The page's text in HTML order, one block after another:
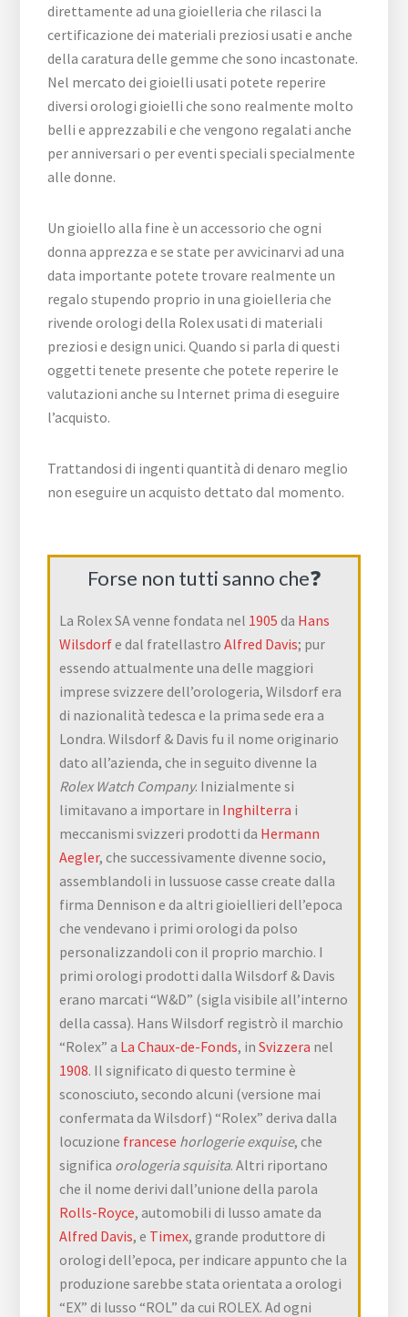
direttamente ad una gioielleria che rilasci la
certificazione dei materiali preziosi usati e anche
della caratura delle gemme che sono incastonate.
Nel mercato dei gioielli usati potete reperire
diversi orologi gioielli che sono realmente molto
belli e apprezzabili e che vengono regalati anche
per anniversari o per eventi speciali specialmente
alle donne.
Un gioiello alla fine è un accessorio che ogni
donna apprezza e se state per avvicinarvi ad una
data importante potete trovare realmente un
regalo stupendo proprio in una gioielleria che
rivende orologi della Rolex usati di materiali
preziosi e design unici. Quando si parla di questi
oggetti tenete presente che potete reperire le
valutazioni anche su Internet prima di eseguire
l’acquisto.
Trattandosi di ingenti quantità di denaro meglio
non eseguire un acquisto dettato dal momento.
Forse non tutti sanno che❓
La Rolex SA venne fondata nel 1905 da Hans
Wilsdorfe dal fratellastroAlfred Davis; pur
essendo attualmente una delle maggiori
imprese svizzere dell’orologeria, Wilsdorf era
di nazionalità tedesca e la prima sede era a
Londra. Wilsdorf & Davis fu il nome originario
dato all’azienda, che in seguito divenne la
Rolex Watch Company. Inizialmente si
limitavano a importare in Inghilterra i
meccanismi svizzeri prodotti da Hermann
Aegler, che successivamente divenne socio,
assemblandoli in lussuose casse create dalla
firma Dennison e da altri gioiellieri dell’epoca
che vendevano i primi orologi da polso
personalizzandoli con il proprio marchio. I
primi orologi prodotti dalla Wilsdorf & Davis
erano marcati “W&D” (sigla visibile all’interno
della cassa). Hans Wilsdorf registrò il marchio
“Rolex” a La Chaux-de-Fonds, inSvizzera nel
1908. Il significato di questo termine è
sconosciuto, secondo alcuni (versione mai
confermata da Wilsdorf) “Rolex” deriva dalla
locuzione francese horlogerie exquise, che
significa orologeria squisita. Altri riportano
che il nome derivi dall’unione della parola
Rolls-Royce, automobili di lusso amate da
Alfred Davis, e Timex, grande produttore di
orologi dell’epoca, per indicare appunto che la
produzione sarebbe stata orientata a orologi
“EX” di lusso “ROL” da cui ROLEX. Ad ogni